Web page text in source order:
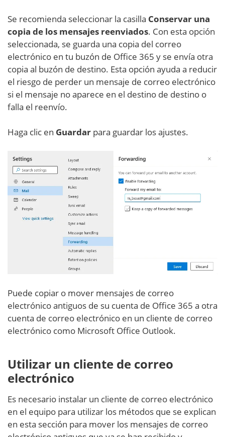
Se recomienda seleccionar la casilla Conservar una
copia de los mensajes reenviados. Con esta opción
seleccionada, se guarda una copia del correo
electrónico en tu buzón de Office 365 y se envía otra
copia al buzón de destino. Esta opción ayuda a reducir
el riesgo de perder un mensaje de correo electrónico
si el mensaje no aparece en el destino de destino o
falla el reenvío.
Haga clic en Guardar para guardar los ajustes.
Puede copiar o mover mensajes de correo
electrónico antiguos de su cuenta de Office 365 a otra
cuenta de correo electrónico en un cliente de correo
electrónico como Microsoft Office Outlook.
Utilizar un cliente de correo
electrónico
Es necesario instalar un cliente de correo electrónico
en el equipo para utilizar los métodos que se explican
en esta sección para mover los mensajes de correo